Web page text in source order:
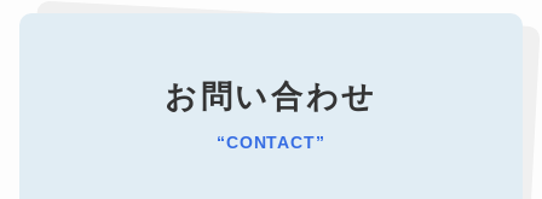
お問い合わせ
“CONTACT”